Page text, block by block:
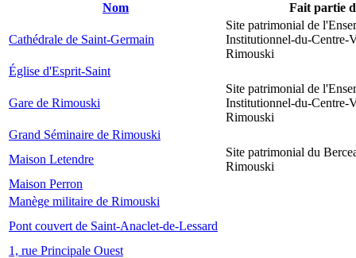
Nom Fait partie
Cathédrale de Saint-Germain
Site patrimonial de
Institutionnel-du-Centre-
Rimouski
Église d'Esprit-Saint
Gare de Rimouski
Site patrimonial de
Institutionnel-du-Centre-
Rimouski
Grand Séminaire de Rimouski
Maison Letendre
Site patrimonial du
Rimouski
Maison Perron
Manège militaire de Rimouski
Pont couvert de Saint-Anaclet-de-Lessard
1, rue Principale Ouest